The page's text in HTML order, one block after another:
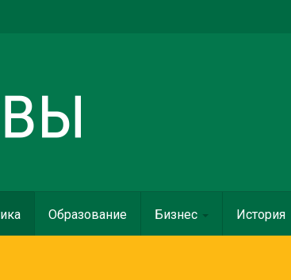
Образование Бизнес История